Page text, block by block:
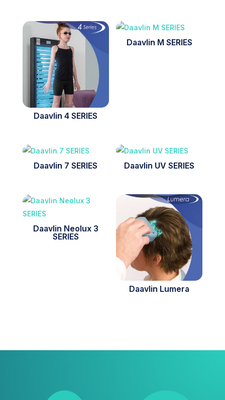
Daavlin 4 SERIES
Daavlin M SERIES
Daavlin 7 SERIES Daavlin UV SERIES
Daavlin Neolux 3
SERIES
Daavlin Lumera